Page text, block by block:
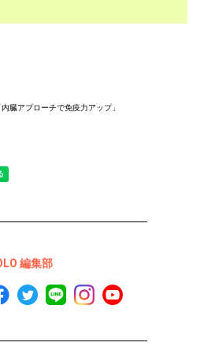
臓アプローチで免疫力アップ」
編集部